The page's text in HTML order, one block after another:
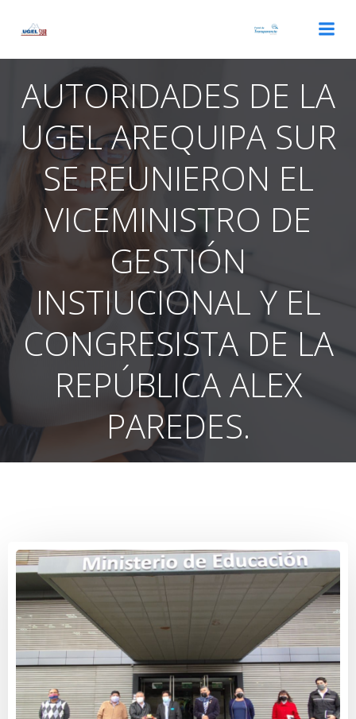
AUTORIDADES DE LA
UGEL AREQUIPA SUR
SE REUNIERON EL
VICEMINISTRO DE
GESTIÓN
INSTIUCIONAL Y EL
CONGRESISTA DE LA
REPÚBLICA ALEX
PAREDES.